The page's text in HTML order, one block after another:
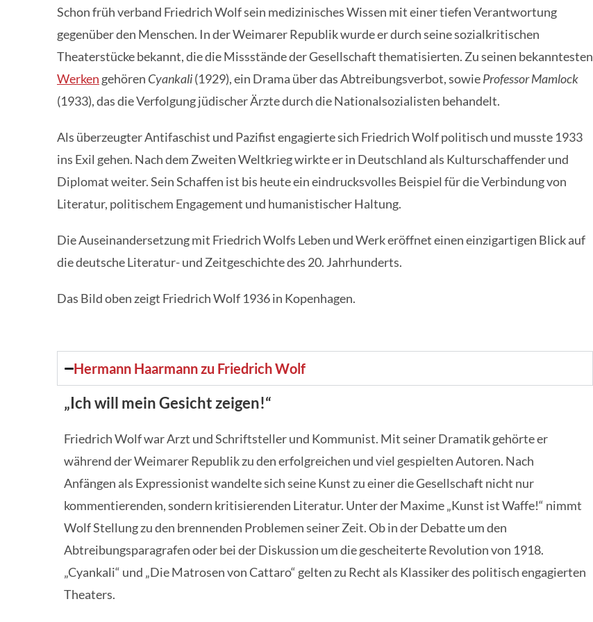
Schon früh verband Friedrich Wolf sein medizinisches Wissen mit einer tiefen Verantwortung
gegenüber den Menschen. In der Weimarer Republik wurde er durch seine sozialkritischen
Theaterstücke bekannt, die die Missstände der Gesellschaft thematisierten. Zu seinen bekanntesten
Werken gehören Cyankali(1929), ein Drama über das Abtreibungsverbot, sowieProfessor Mamlock
(1933), das die Verfolgung jüdischer Ärzte durch die Nationalsozialisten behandelt.
Als überzeugter Antifaschist und Pazifist engagierte sich Friedrich Wolf politisch und musste 1933
ins Exil gehen. Nach dem Zweiten Weltkrieg wirkte er in Deutschland als Kulturschaffender und
Diplomat weiter. Sein Schaffen ist bis heute ein eindrucksvolles Beispiel für die Verbindung von
Literatur, politischem Engagement und humanistischer Haltung.
Die Auseinandersetzung mit Friedrich Wolfs Leben und Werk eröffnet einen einzigartigen Blick auf
die deutsche Literatur- und Zeitgeschichte des 20. Jahrhunderts.
Das Bild oben zeigt Friedrich Wolf 1936 in Kopenhagen.
Hermann Haarmann zu Friedrich Wolf
„Ich will mein Gesicht zeigen!“
Friedrich Wolf war Arzt und Schriftsteller und Kommunist. Mit seiner Dramatik gehörte er
während der Weimarer Republik zu den erfolgreichen und viel gespielten Autoren. Nach
Anfängen als Expressionist wandelte sich seine Kunst zu einer die Gesellschaft nicht nur
kommentierenden, sondern kritisierenden Literatur. Unter der Maxime „Kunst ist Waffe!“ nimmt
Wolf Stellung zu den brennenden Problemen seiner Zeit. Ob in der Debatte um den
Abtreibungsparagrafen oder bei der Diskussion um die gescheiterte Revolution von 1918.
„Cyankali“ und „Die Matrosen von Cattaro“ gelten zu Recht als Klassiker des politisch engagierten
Theaters.